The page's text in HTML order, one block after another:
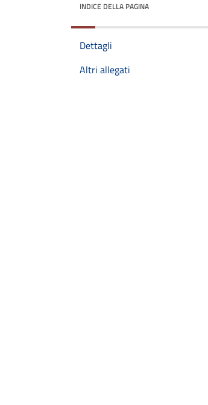
INDICE DELLA PAGINA
Dettagli
Altri allegati